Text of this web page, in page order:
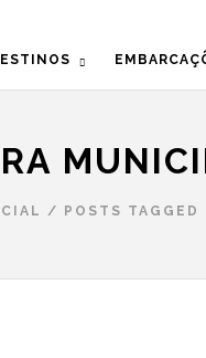
/ POSTS